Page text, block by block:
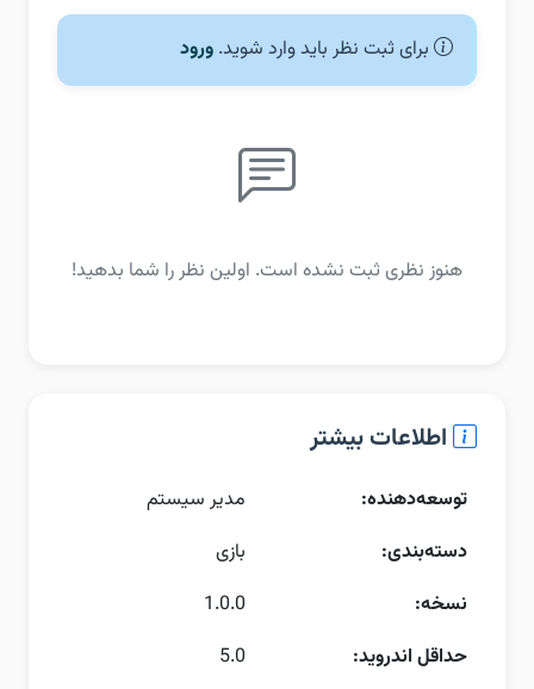
برای ثبت نظر باید وارد شوید. ورود
هنوز نظری ثبت نشده است. اولین نظر را شما بدهید!
اطلاعات بیشتر
توسعه‌دهنده:
مدیر سیستم
دسته‌بندی:
بازی
نسخه:
1.0.0
حداقل اندروید:
5.0